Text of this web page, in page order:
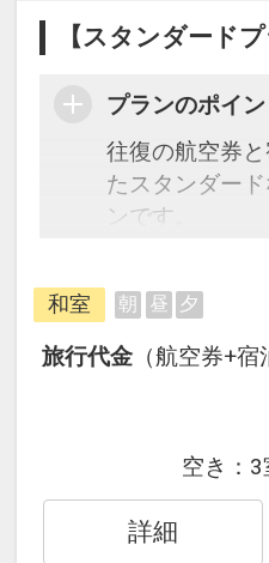
【スタンダード
プランのポイン
往復の航空券
たスタンダー
ンです。
できるダイナ
ら、一都市滞
にも最適！
旅行期間中の
泊・飛び泊な
フライトは、
JALグループ）
ル50%貯まりま
和室 朝 昼 夕
旅行代金 （航空券+
空き： 3
詳細